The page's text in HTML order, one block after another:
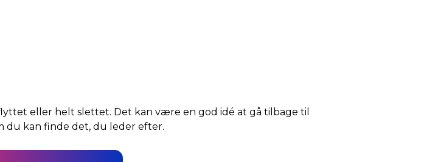
eller helt slettet. Det kan være en god idé at gå tilbage til
du kan finde det, du leder efter.